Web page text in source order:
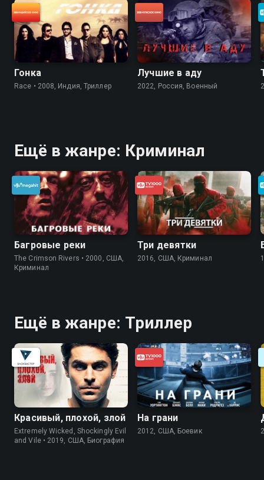
Гонка
Race • 2008, Индия, Триллер
Лучшие в аду
2022, Россия, Военный
Ещё в жанре: Криминал
Багровые реки
The Crimson Rivers • 2000, США,
Криминал
Три девятки
2016, США, Криминал
Ещё в жанре: Триллер
Красивый, плохой, злой
Extremely Wicked, Shockingly Evil
and Vile • 2019, США, Биография
На грани
2012, США, Боевик